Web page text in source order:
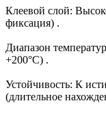
Клеевой слой:
фиксация) .
Диапазон
+200°C) .
Устойчивость: К
(длительное